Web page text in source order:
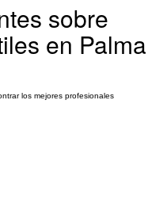
sobre
en Palma
los mejores profesionales